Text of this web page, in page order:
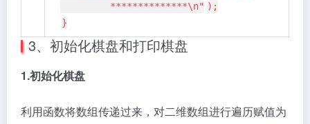
**************\n" );
}
3、初始化棋盘和打印棋盘
1.初始化棋盘
利用函数将数组传递过来，对二维数组进行遍历赋值为